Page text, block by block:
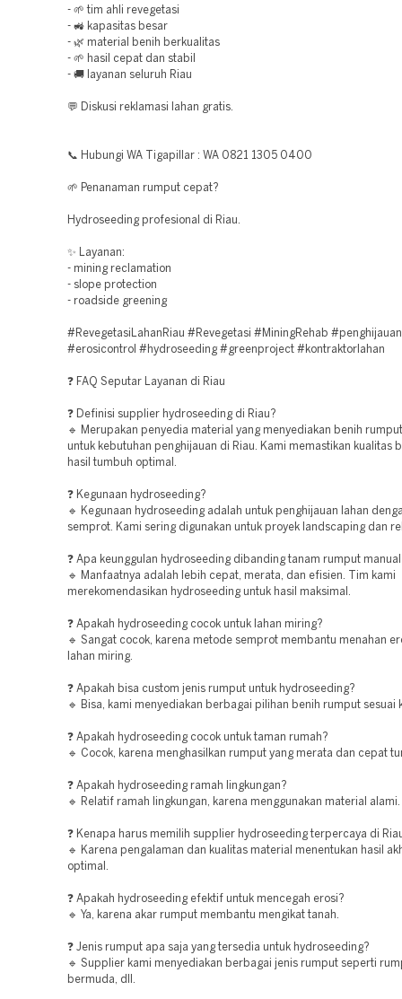
- 🌱 tim ahli revegetasi
- 🚜 kapasitas besar
- 🌿 material benih berkualitas
- 🌱 hasil cepat dan stabil
- 🚚 layanan seluruh Riau
💬 Diskusi reklamasi lahan gratis.
📞 Hubungi WA Tigapillar : WA 0821 1305 0400
🌱 Penanaman rumput cepat?
Hydroseeding profesional di Riau.
✨ Layanan:
- mining reclamation
- slope protection
- roadside greening
#RevegetasiLahanRiau #Revegetasi #MiningRehab #penghijauan
#erosicontrol #hydroseeding #greenproject #kontraktorlahan
❓ FAQ Seputar Layanan di Riau
❓ Definisi supplier hydroseeding di Riau?
🔹 Merupakan penyedia material yang menyediakan benih
untuk kebutuhan penghijauan di Riau. Kami memastikan kualitas
hasil tumbuh optimal.
❓ Kegunaan hydroseeding?
🔹 Kegunaan hydroseeding adalah untuk penghijauan lahan
semprot. Kami sering digunakan untuk proyek landscaping dan
❓ Apa keunggulan hydroseeding dibanding tanam rumput
🔹 Manfaatnya adalah lebih cepat, merata, dan efisien. Tim kami
merekomendasikan hydroseeding untuk hasil maksimal.
❓ Apakah hydroseeding cocok untuk lahan miring?
🔹 Sangat cocok, karena metode semprot membantu menahan
lahan miring.
❓ Apakah bisa custom jenis rumput untuk hydroseeding?
🔹 Bisa, kami menyediakan berbagai pilihan benih rumput sesuai
❓ Apakah hydroseeding cocok untuk taman rumah?
🔹 Cocok, karena menghasilkan rumput yang merata dan cepat
❓ Apakah hydroseeding ramah lingkungan?
🔹 Relatif ramah lingkungan, karena menggunakan material alami.
❓ Kenapa harus memilih supplier hydroseeding terpercaya di
🔹 Karena pengalaman dan kualitas material menentukan hasil
optimal.
❓ Apakah hydroseeding efektif untuk mencegah erosi?
🔹 Ya, karena akar rumput membantu mengikat tanah.
❓ Jenis rumput apa saja yang tersedia untuk hydroseeding?
🔹 Supplier kami menyediakan berbagai jenis rumput seperti
bermuda, dll.